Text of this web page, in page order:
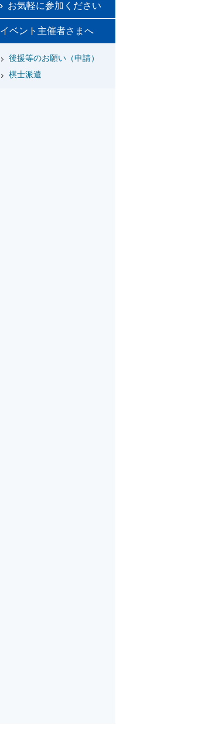
お気軽に参加ください
イベント主催者さまへ
後援等のお願い（申請）
棋士派遣